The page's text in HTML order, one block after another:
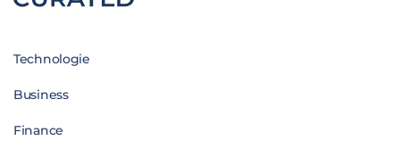
Technologie
Business
Finance